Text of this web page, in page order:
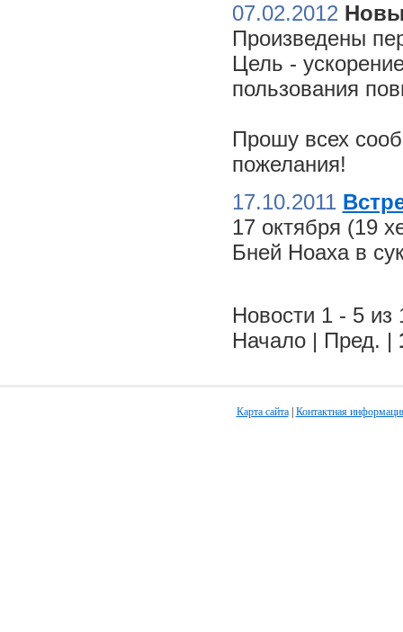
07.02.2012
Произведены
Цель -
пользования
Прошу всех
пожелания!
17.10.2011
17 октября (19
Бней Ноаха в
Новости 1 - 5 из
Начало | Пред. |
Карта сайта| Контактная